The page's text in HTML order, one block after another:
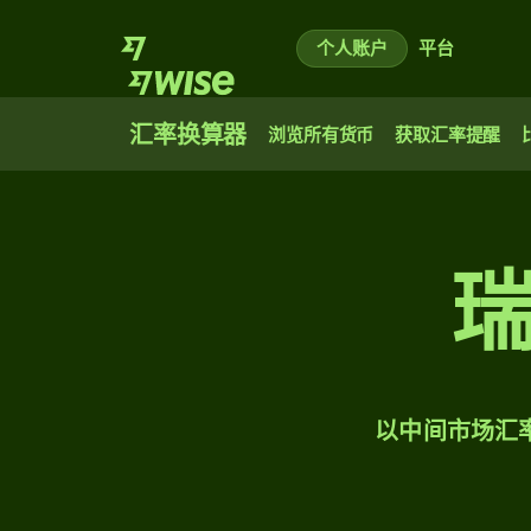
个人账户 平台
汇率换算器 浏览所有货币 获取汇率提醒
以中间市场汇